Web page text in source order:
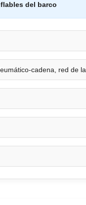
del barco
cadena, red de